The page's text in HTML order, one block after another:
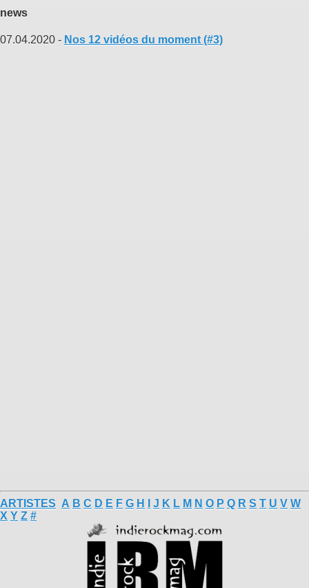
news
07.04.2020 - Nos 12 vidéos du moment (#3)
ARTISTES A B C D E F G H J K L M N O P Q R S T U V W
X Y Z #